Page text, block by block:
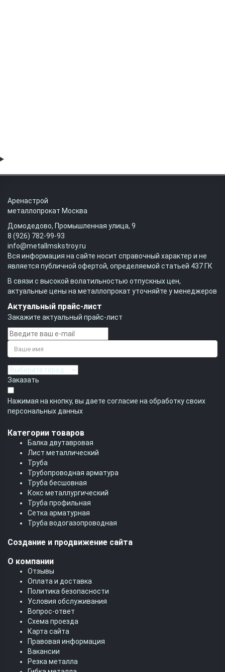
Аренастрой
металлопрокат Москва
Домодедово, Промышленная улица, 9
8 (926) 782-99-93
info@metallmskstroy.ru
Вся информация на сайте носит справочный характер и не
является публичной офертой, определяемой статьей 437 ГК
В связи с высокой волатильностью отпускных цен,
актуальные цены на металлопрокат уточняйте у менеджеров
Актуальный прайс-лист
Закажите актуальный прайс-лист
Заказать
Нажимая на кнопку, вы даете согласие на обработку своих
персональных данных
Категории товаров
Балка двутавровая
Лист металлический
Труба
Трубопроводная арматура
Труба бесшовная
Кокс металлургический
Труба профильная
Cетка арматурная
Труба водогазопроводная
Создание и продвижение сайта
О компании
Отзывы
Оплата и доставка
Политика безопасности
Условия обслуживания
Вопрос-ответ
Схема проезда
Карта сайта
Правовая информация
Вакансии
Резка металла